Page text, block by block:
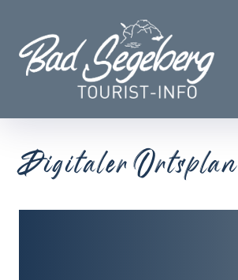
Digitaler Ortsplan